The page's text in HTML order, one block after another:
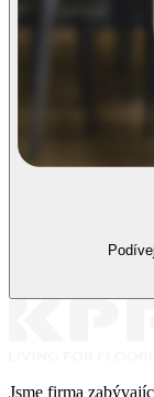
Jsme firma